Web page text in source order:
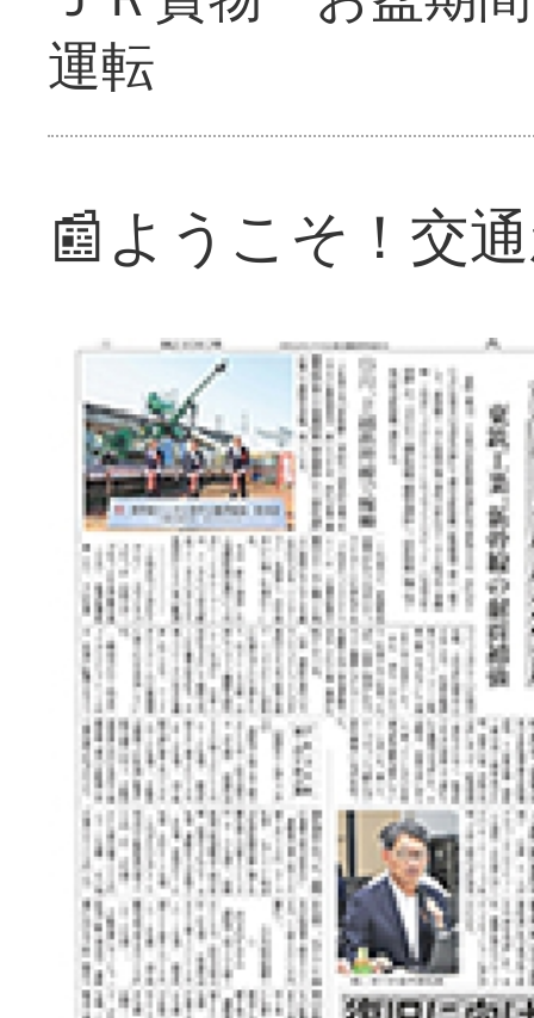
運転
📰ようこそ！交